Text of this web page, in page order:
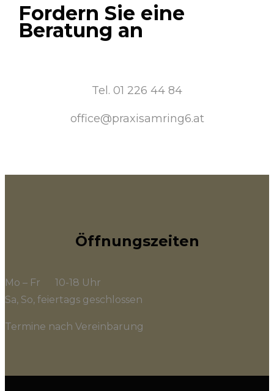
Fordern Sie eine
Beratung an
Tel. 01 226 44 84
office@praxisamring6.at
Öffnungszeiten
Mo – Fr 10-18 Uhr
Sa, So, feiertags geschlossen
Termine nach Vereinbarung